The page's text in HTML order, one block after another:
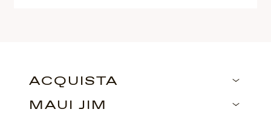
ACQUISTA
MAUI JIM